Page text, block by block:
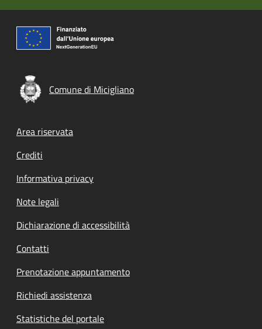
Comune di Micigliano
Footer menu
Area riservata
Crediti
Informativa privacy
Note legali
Dichiarazione di accessibilità
Contatti
Prenotazione appuntamento
Richiedi assistenza
Statistiche del portale